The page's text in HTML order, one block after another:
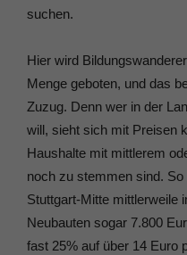
suchen.
Hier wird
Menge geboten, und das
Zuzug. Denn wer in der
will, sieht sich mit Preisen
Haushalte mit mittlerem
noch zu stemmen sind.
Stuttgart-Mitte mittlerweile
Neubauten sogar 7.800
fast 25% auf über 14 Euro